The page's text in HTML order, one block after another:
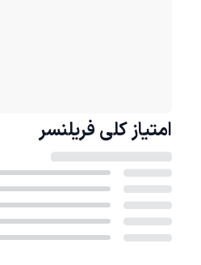
امتیاز کلی فریلنسر